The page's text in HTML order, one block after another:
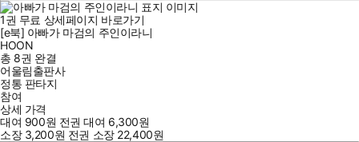
1권 무료 상세페이지 바로가기
[e북] 아빠가 마검의 주인이라니
HOON
총 8권 완결
어울림출판사
정통 판타지
참여
상세 가격
대여 900원 전권 대여 6,300원
소장 3,200원 전권 소장 22,400원